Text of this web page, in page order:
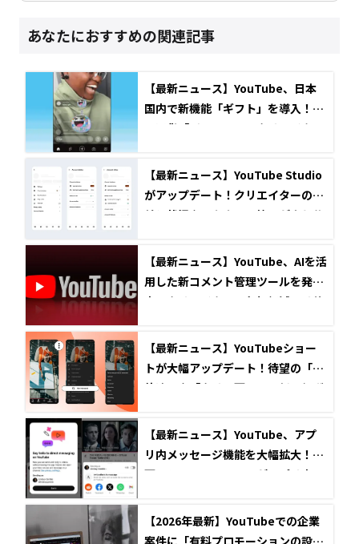
あなたにおすすめの関連記事
【最新ニュース】YouTube、日本
国内で新機能「ギフト」を導入！専
用通貨「ジュエル」でクリエイター
【最新ニュース】YouTube Studio
がアップデート！クリエイターの収
益化状況やアカウント管理がより分
【最新ニュース】YouTube、AIを活
用した新コメント管理ツールを発
表！クリエイターの負担軽減とリサ
【最新ニュース】YouTubeショー
トが大幅アップデート！待望の「2
倍速」や「クリア画面」、低評価ボ
【最新ニュース】YouTube、アプ
リ内メッセージ機能を大幅拡大！動
画のシェアとチャットがアプリ内で
【2026年最新】YouTubeでの企業
案件に「有料プロモーションの設